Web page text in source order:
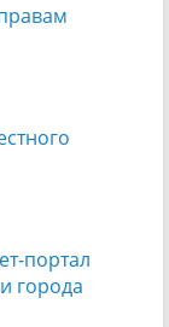
портал
города